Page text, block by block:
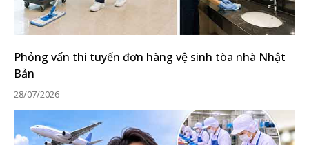
Phỏng vấn thi tuyển đơn hàng vệ sinh tòa nhà Nhật
Bản
28/07/2026